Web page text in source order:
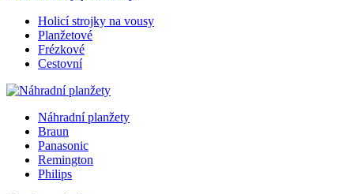
Holicí strojky na vousy
Planžetové
Frézkové
Cestovní
Náhradní planžety
Braun
Panasonic
Remington
Philips